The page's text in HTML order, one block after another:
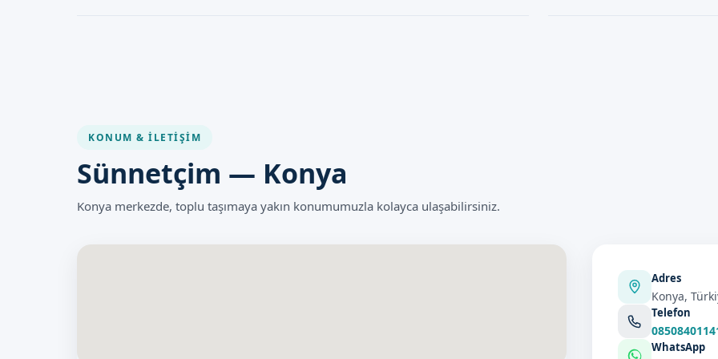
KONUM & İLETIŞIM
Sünnetçim — Konya
Konya merkezde, toplu taşımaya yakın konumumuzla kolayca ulaşabilirsiniz.
Adres
Konya,
Telefon
WhatsApp